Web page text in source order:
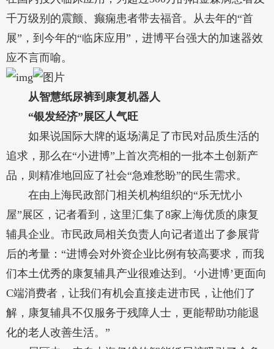
千万级别的震颤、癫痫患者带去福音。从去年的“首
展”，到今年的“临床应用”，进博平台强大的加速器效
应不言而喻。
从智慧纸尿裤到康复机器人
“银发经济”展区人气旺
如果说国际大牌的返场满足了市民对品质生活的
追求，那么在“小进博”上首次亮相的一批本土创新产
品，则精准地回应了社会“急难愁盼”的民生需求。
在由上海民政部门相关机构组织的“乐无忧小
屋”展区，记者看到，这里汇集了8家上海优质的康复
辅具企业。市民政局相关负责人向记者道出了参展背
后的考量：“进博会对外资企业比例有较高要求，而我
们本土优秀的康复辅具产业很难达到。‘小进博’更面向
C端消费者，让我们有机会直接走进市民，让他们了
解，康复辅具不仅服务于残障人士，更能帮助功能退
化的老人改善生活。”